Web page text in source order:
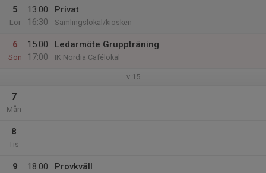
5
Lör
13:00
16:30
Privat
Samlingslokal/kiosken
6
Sön
15:00
17:00
Ledarmöte Gruppträning
IK Nordia Cafélokal
v.15
7
Mån
8
Tis
9
18:00
Provkväll